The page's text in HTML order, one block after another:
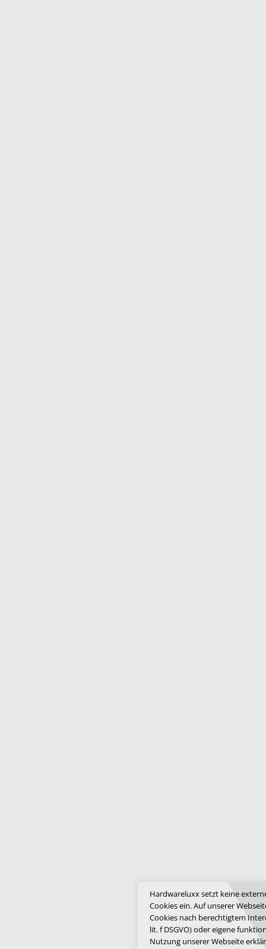
Hardwareluxx setzt keine
Cookies ein. Auf unserer
Cookies nach berechtigtem
lit. f DSGVO) oder eigene
Nutzung unserer Webseite